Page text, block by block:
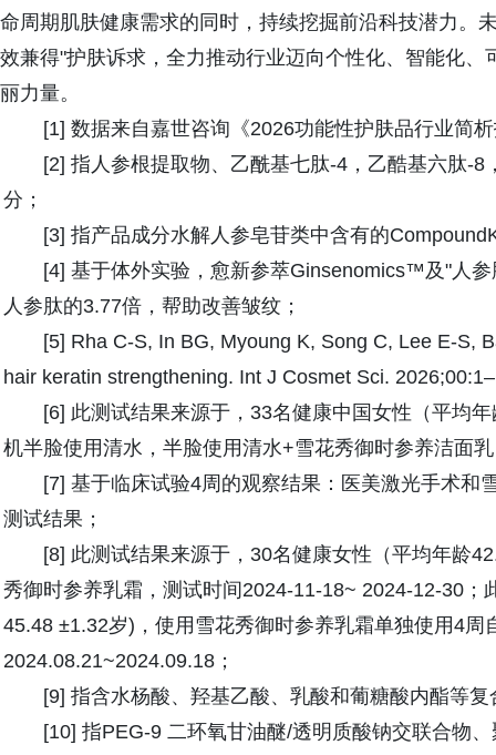
命周期肌肤健康需求的同时，持续挖掘前沿科技潜力。
效兼得"护肤诉求，全力推动行业迈向个性化、智能化
丽力量。
[1] 数据来自嘉世咨询《2026功能性护肤品行业简
[2] 指人参根提取物、乙酰基七肽-4，乙酷基六肽-
分；
[3] 指产品成分水解人参皂苷类中含有的
[4] 基于体外实验，愈新参萃Ginsenomics™及"人
人参肽的3.77倍，帮助改善皱纹；
[5] Rha C-S, In BG, Myoung K, Song C, Lee E-S,
hair keratin strengthening. Int J Cosmet Sci.
[6] 此测试结果来源于，33名健康中国女性（平均
机半脸使用清水，半脸使用清水+雪花秀御时参养洁面
[7] 基于临床试验4周的观察结果：医美激光手术和
测试结果；
[8] 此测试结果来源于，30名健康女性（平均年龄
秀御时参养乳霜，测试时间2024-11-18~ 2024-12-30
45.48 ±1.32岁)，使用雪花秀御时参养乳霜单独使用4周
2024.08.21~2024.09.18；
[9] 指含水杨酸、羟基乙酸、乳酸和葡糖酸内酯等复
[10] 指PEG-9 二环氧甘油醚/透明质酸钠交联合物